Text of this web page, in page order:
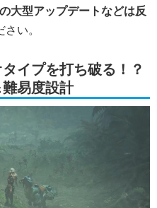
大型アップデートなどは反
い。
イプを打ち破る！？
易度設計